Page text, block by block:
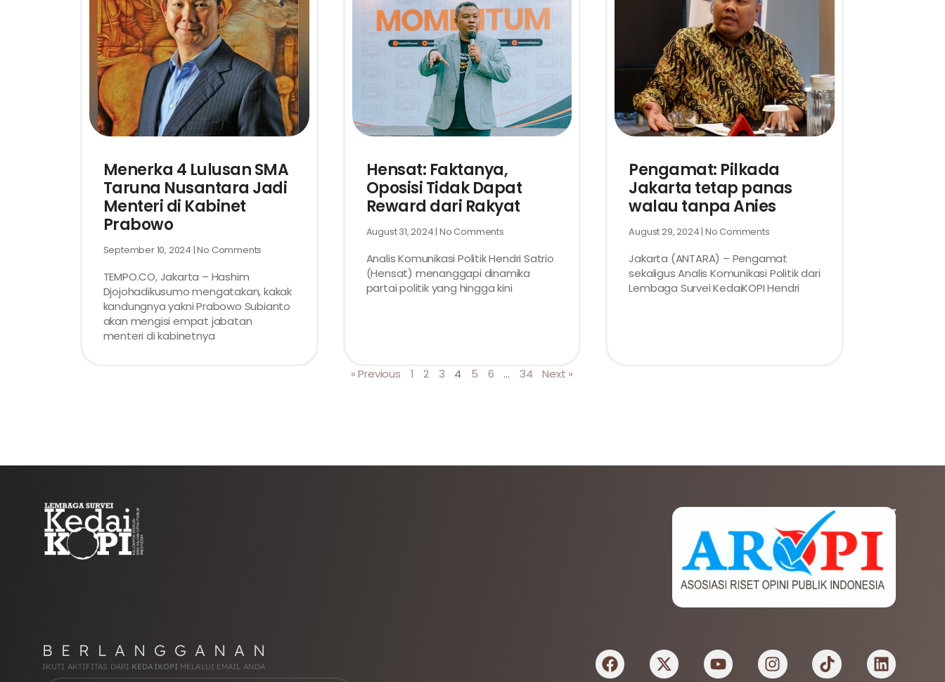
Menerka 4 Lulusan SMA
Taruna Nusantara Jadi
Menteri di Kabinet
Prabowo
September 10, 2024 No Comments
TEMPO.CO, Jakarta – Hashim
Djojohadikusumo mengatakan, kakak
kandungnya yakni Prabowo Subianto
akan mengisi empat jabatan
menteri di kabinetnya
Hensat: Faktanya,
Oposisi Tidak Dapat
Reward dari Rakyat
August 31, 2024 No Comments
Analis Komunikasi Politik Hendri Satrio
(Hensat) menanggapi dinamika
partai politik yang hingga kini
Pengamat: Pilkada
Jakarta tetap panas
walau tanpa Anies
August 29, 2024 No Comments
Jakarta (ANTARA) – Pengamat
sekaligus Analis Komunikasi Politik dari
Lembaga Survei KedaiKOPI Hendri
« Previous 1 2 3 4 5 6 … 34 Next »
BERLANGGANAN
IKUTI AKTIFITAS DARI KEDAIKOPI MELALUI EMAIL ANDA
AFILIASI